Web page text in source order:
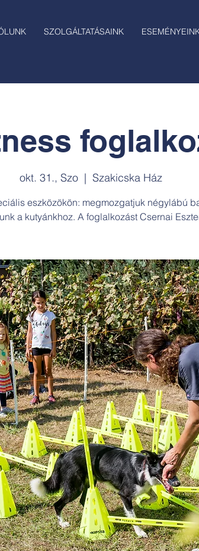
SZOLGÁLTATÁSAINK
okt. 31., Szo
  |
Szakicska Ház
eszközökön: megmozgatjuk négylábú
a kutyánkhoz. A foglalkozást Csernai